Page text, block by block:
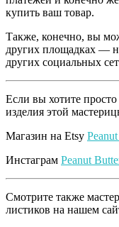
купить ваш товар.
Также, конечно, вы
других площадках —
других социальных
Если вы хотите
изделия этой
Магазин на Etsy
Инстаграм Peanut
Смотрите также
листиков на нашем